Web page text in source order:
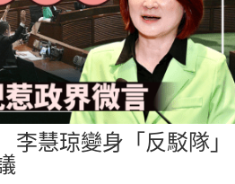
李慧琼變身「反駁隊」